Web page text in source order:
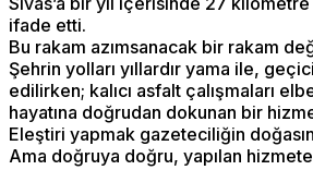
ifade etti.
Bu rakam azımsanacak bir rakam
Şehrin yolları yıllardır yama ile,
edilirken; kalıcı asfalt çalışmaları
hayatına doğrudan dokunan bir
Eleştiri yapmak gazeteciliğin
Ama doğruya doğru, yapılan hizmete